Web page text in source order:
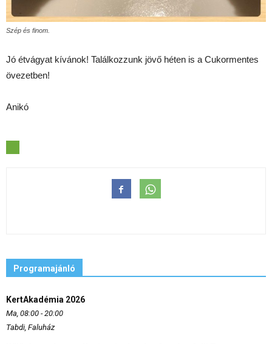
Szép és finom.
Jó étvágyat kívánok! Találkozzunk jövő héten is a Cukormentes
övezetben!
Anikó
Programajánló
KertAkadémia 2026
Ma, 08:00 - 20:00
Tabdi, Faluház